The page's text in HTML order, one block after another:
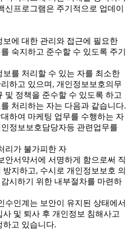
신프로그램은 주기적으로 업데이
에 대한 관리와 접근에 필요한
숙지하고 준수할 수 있도록 주기
를 처리할 수 있는 자를 최소한
하고 있으며, 개인정보보호의무
및 정책을 준수할 수 있도록 하고
처리하는 자는 다음과 같습니다.
하여 마케팅 업무를 수행하는 자
정보보호담당자등 관련업무를
리가 불가피한 자
안서약서에 서명하게 함으로써 직
지하고, 수시로 개인정보보호 의
시하기 위한 내부절차를 마련하
수인계는 보안이 유지된 상태에서
및 퇴사 후 개인정보 침해사고
하고 있습니다.